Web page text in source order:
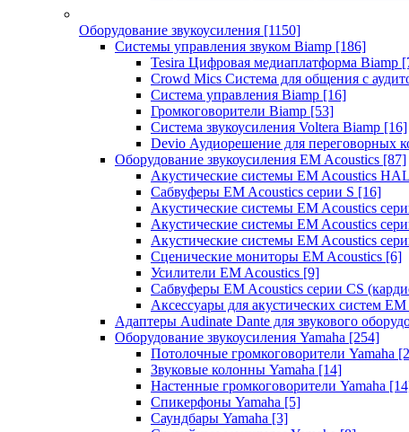
Оборудование звукоусиления [1150]
Системы управления звуком Biamp [186]
Tesira Цифровая медиаплатформа Biamp
Crowd Mics Система для общения с
Система управления Biamp [16]
Громкоговорители Biamp [53]
Система звукоусиления Voltera Biamp [16]
Devio Аудиорешение для переговорных
Оборудование звукоусиления EM Acoustics [87]
Акустические системы EM Acoustics
Сабвуферы EM Acoustics серии S [16]
Акустические системы EM Acoustics
Акустические системы EM Acoustics
Акустические системы EM Acoustics
Сценические мониторы EM Acoustics [6]
Усилители EM Acoustics [9]
Сабвуферы EM Acoustics серии CS
Аксессуары для акустических систем
Адаптеры Audinate Dante для звукового
Оборудование звукоусиления Yamaha [254]
Потолочные громкоговорители Yamaha
Звуковые колонны Yamaha [14]
Настенные громкоговорители Yamaha
Спикерфоны Yamaha [5]
Саундбары Yamaha [3]